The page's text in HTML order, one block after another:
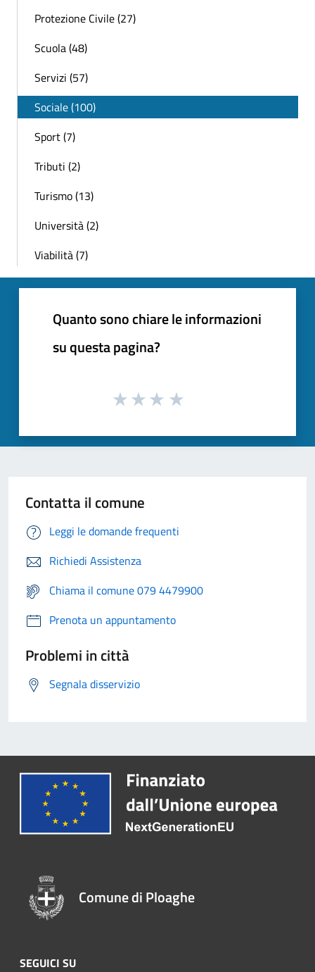
Protezione Civile (27)
Scuola (48)
Servizi (57)
Sociale (100)
Sport (7)
Tributi (2)
Turismo (13)
Università (2)
Viabilità (7)
Quanto sono chiare le informazioni
su questa pagina?
Contatta il comune
Leggi le domande frequenti
Richiedi Assistenza
Chiama il comune 079 4479900
Prenota un appuntamento
Problemi in città
Segnala disservizio
Comune di Ploaghe
SEGUICI SU